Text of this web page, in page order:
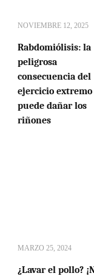
NOVIEMBRE 12, 2025
Rabdomiólisis: la
peligrosa
consecuencia del
ejercicio extremo
puede dañar los
riñones
MARZO 25, 2024
¿Lavar el pollo?